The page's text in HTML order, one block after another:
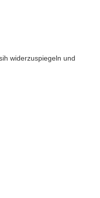
widerzuspiegeln und